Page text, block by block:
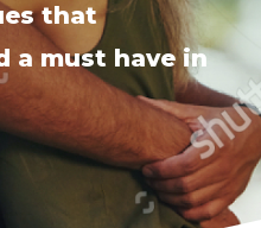
that
a must have in